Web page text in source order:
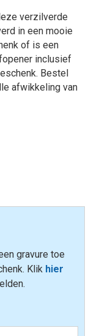
verzilverde
in een mooie
of is een
inclusief
Bestel
afwikkeling van
gravure toe
Klik hier